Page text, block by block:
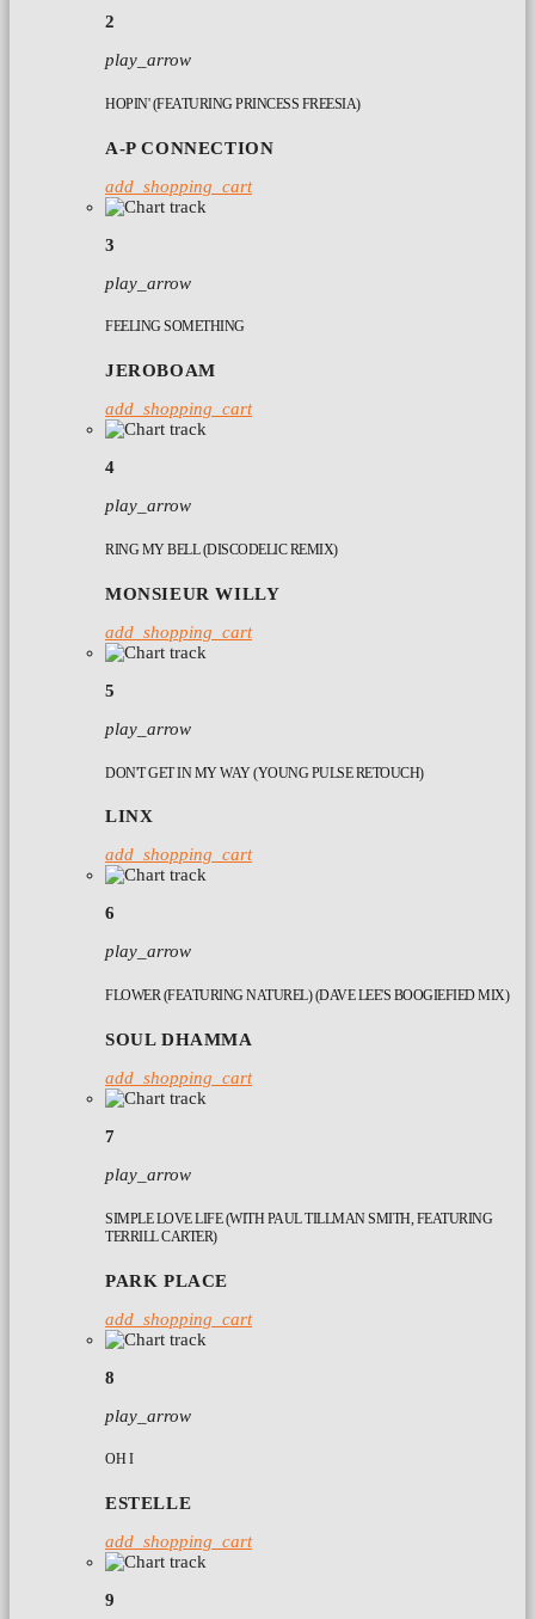
2
play_arrow
HOPIN' (FEATURING PRINCESS FREESIA)
A-P CONNECTION
add_shopping_cart
3
play_arrow
FEELING SOMETHING
JEROBOAM
add_shopping_cart
4
play_arrow
RING MY BELL (DISCODELIC REMIX)
MONSIEUR WILLY
add_shopping_cart
5
play_arrow
DON'T GET IN MY WAY (YOUNG PULSE RETOUCH)
LINX
add_shopping_cart
6
play_arrow
FLOWER (FEATURING NATUREL) (DAVE LEE'S BOOGIEFIED MIX)
SOUL DHAMMA
add_shopping_cart
7
play_arrow
SIMPLE LOVE LIFE (WITH PAUL TILLMAN SMITH, FEATURING
TERRILL CARTER)
PARK PLACE
add_shopping_cart
8
play_arrow
OH I
ESTELLE
add_shopping_cart
9